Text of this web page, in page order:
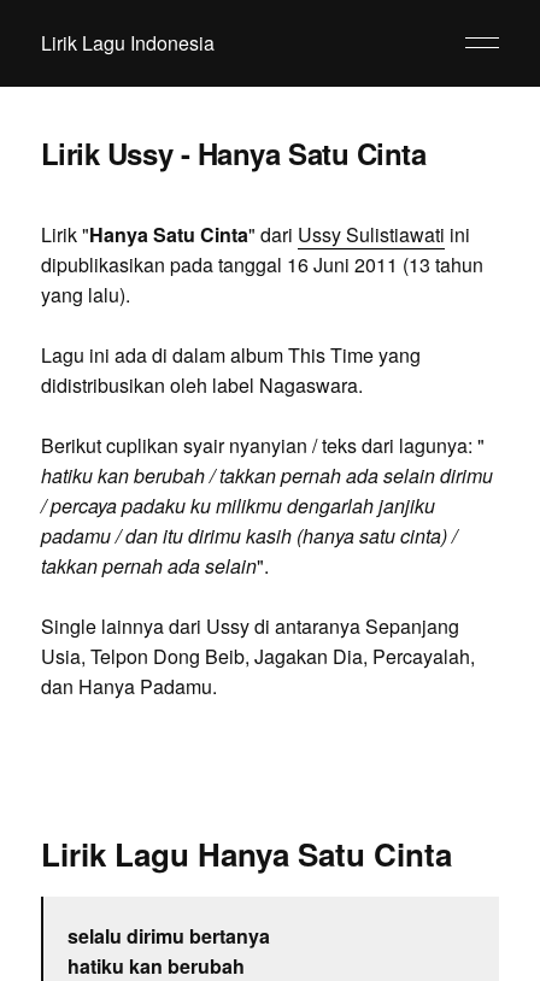
Lirik Lagu Indonesia
Lirik Ussy - Hanya Satu Cinta
Lirik "Hanya Satu Cinta" dari Ussy Sulistiawati ini
dipublikasikan pada tanggal 16 Juni 2011 (13 tahun
yang lalu).
Lagu ini ada di dalam album This Time yang
didistribusikan oleh label Nagaswara.
Berikut cuplikan syair nyanyian / teks dari lagunya: "
hatiku kan berubah / takkan pernah ada selain dirimu
/ percaya padaku ku milikmu dengarlah janjiku
padamu / dan itu dirimu kasih (hanya satu cinta) /
takkan pernah ada selain".
Single lainnya dari Ussy di antaranya Sepanjang
Usia, Telpon Dong Beib, Jagakan Dia, Percayalah,
dan Hanya Padamu.
Lirik Lagu Hanya Satu Cinta
selalu dirimu bertanya
hatiku kan berubah